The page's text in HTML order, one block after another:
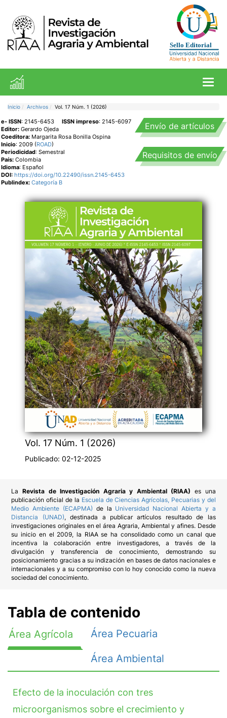
Inicio Archivos Vol. 17 Núm. 1 (2026)
Vol. 17 Núm. 1 (2026)
Publicado: 02-12-2025
e- ISSN: 2145-6453ISSN impreso: 2145-6097
Editor: Gerardo Ojeda
Coeditora: Margarita Rosa Bonilla Ospina
Inicio: 2009 (ROAD)
Periodicidad: Semestral
País: Colombia
Idioma: Español
DOI: https://doi.org/10.22490/issn.2145-6453
Publindex: Categoría B
Envío de artículos
Requisitos de envío
La Revista de Investigación Agraria y Ambiental (RIAA)es una
publicación oficial de la Escuela de Ciencias Agrícolas, Pecuarias y del
Medio Ambiente (ECAPMA) de la Universidad Nacional Abierta y a
Distancia (UNAD), destinada a publicar artículos resultado de las
investigaciones originales en el área Agraria, Ambiental y afines. Desde
su inicio en el 2009, la RIAA se ha consolidado como un canal que
incentiva la colaboración entre investigadores, a través de la
divulgación y transferencia de conocimiento, demostrando su
posicionamiento gracias a su indización en bases de datos nacionales e
internacionales y a su compromiso con lo hoy conocido como la nueva
sociedad del conocimiento.
Tabla de contenido
Área Agrícola Área Pecuaria
Área Ambiental
Efecto de la inoculación con tres
microorganismos sobre el crecimiento y